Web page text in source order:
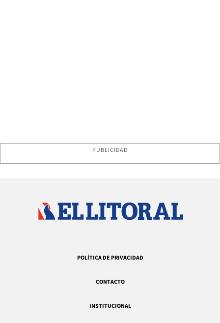
PUBLICIDAD
POLÍTICA DE PRIVACIDAD
CONTACTO
INSTITUCIONAL